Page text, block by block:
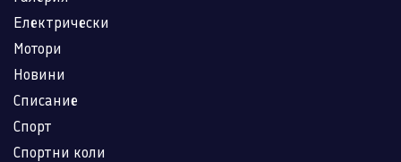
Електрически
Мотори
Новини
Списание
Спорт
Спортни коли